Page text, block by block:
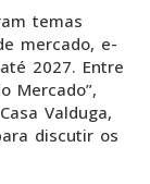
temas
mercado, e-
2027. Entre
Mercado”,
Valduga,
discutir os